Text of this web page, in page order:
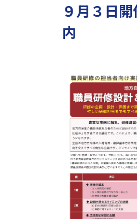
９月３日
内